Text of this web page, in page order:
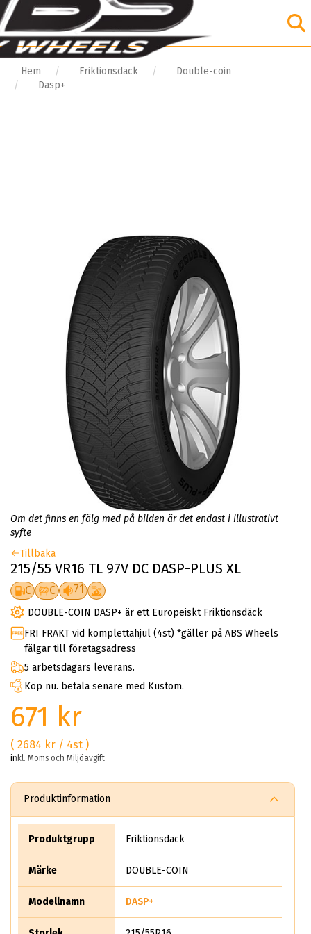
Hem Friktionsdäck
Double-coin
Dasp+
Om det finns en fälg med på bilden är det endast i illustrativt
syfte
Tillbaka
215/55 VR16 TL 97V DC DASP-PLUS XL
C C 71
DOUBLE-COIN DASP+ är ett Europeiskt Friktionsdäck
FRI FRAKT vid komplettahjul (4st) *gäller på ABS Wheels
fälgar till företagsadress
5 arbetsdagars leverans.
Köp nu. betala senare med Kustom.
671 kr
( 2684 kr / 4st )
inkl. Moms och Miljöavgift
Produktinformation
Produktgrupp Friktionsdäck
Märke DOUBLE-COIN
Modellnamn DASP+